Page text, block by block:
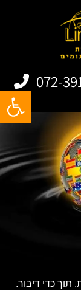
072-
תוך כדי דיבור.